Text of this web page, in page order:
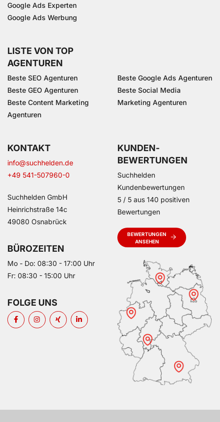
Google Ads Experten
Google Ads Werbung
LISTE VON TOP
AGENTUREN
Beste SEO Agenturen
Beste GEO Agenturen
Beste Content Marketing
Agenturen
Beste Google Ads Agenturen
Beste Social Media
Marketing Agenturen
KONTAKT
info@suchhelden.de
+49 541-507960-0
Suchhelden GmbH
Heinrichstraße 14c
49080 Osnabrück
BÜROZEITEN
Mo - Do: 08:30 - 17:00 Uhr
Fr: 08:30 - 15:00 Uhr
FOLGE UNS
KUNDEN­
BEWERTUNGEN
Suchhelden
Kundenbewertungen
5 / 5 aus 140 positiven
Bewertungen
BEWERTUNGEN
ANSEHEN